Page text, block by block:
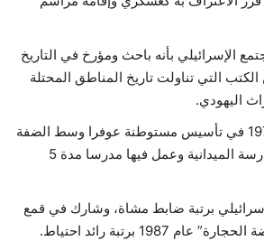
الإسرائيلي بأنه باحث ومؤرخ في التاريخ
التي تناولت تاريخ المناطق المحتلة
اليهودي.
وشارك إيرلتش عام 1975 في تأسيس مستوطنة عوفرا وسط الضفة
الغربية، وأنشأ فيها المدرسة الميدانية وعمل فيها مدرسا مدة 5
برتبة ضابط مشاة، وشارك في قمع
1987 برتبة رائد احتياط.